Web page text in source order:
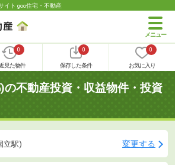
イト goo住宅・不動産
0
見た物件
0
保存した条件
0
お気に入り
の不動産投資・収益物件・投資
立駅) 変更する